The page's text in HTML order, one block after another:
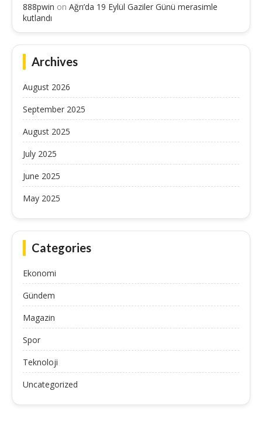
888pwin on Ağrı’da 19 Eylül Gaziler Günü merasimle
kutlandı
Archives
August 2026
September 2025
August 2025
July 2025
June 2025
May 2025
Categories
Ekonomi
Gündem
Magazin
Spor
Teknoloji
Uncategorized